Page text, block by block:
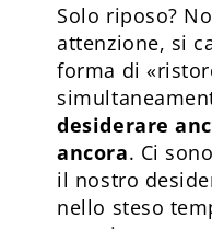
Solo riposo?
attenzione, si
forma di
desiderare
ancora. Ci
il nostro
nello steso